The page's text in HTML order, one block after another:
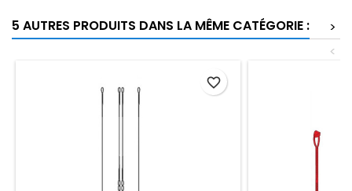
5 AUTRES PRODUITS DANS LA MÊME CATÉGORIE :
>
<
favorite_border